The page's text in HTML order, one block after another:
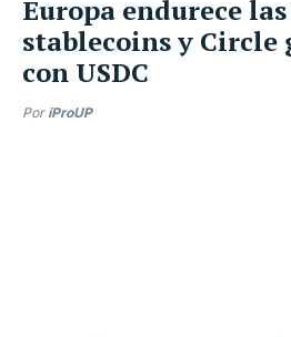
Europa endurece
stablecoins y Circle
con USDC
Por iProUP